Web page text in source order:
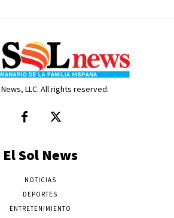
LLC. All rights reserved.
El Sol News
NOTICIAS
DEPORTES
ENTRETENIMIENTO